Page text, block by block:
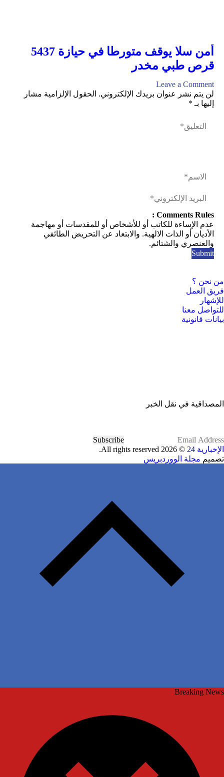
أمن سلا يوقف متورطا في حيازة 5437
قرص طبي مخدر
Leave a Comment
لن يتم نشر عنوان بريدك الإلكتروني. الحقول الإلزامية مشار
إليها بـ *
Comments Rules :
عدم الإساءة للكاتب أو للأشخاص أو للمقدسات أو مهاجمة
الأديان أو الذات الالهية. والابتعاد عن التحريض الطائفي
والعنصري والشتائم.
من نحن ؟
فريق العمل
للإشهار
للتواصل معنا
بيانات قانونية
المصداقية في نقل الخبر
Subscribe
الإخبارية 24
© 2026 All rights reserved.
تصميم مجلة الووردبريس
Breaking News